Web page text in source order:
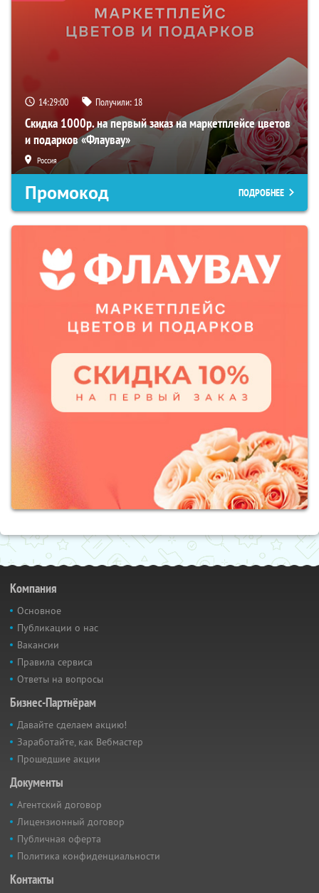
14:28:58 Получили: 18
Скидка 1000р. на первый заказ на маркетплейсе цветов
и подарков «Флаувау»
Россия
Промокод ПОДРОБНЕЕ
Компания
Основное
Публикации о нас
Вакансии
Правила сервиса
Ответы на вопросы
Бизнес-Партнёрам
Давайте сделаем акцию!
Заработайте, как Вебмастер
Прошедшие акции
Документы
Агентский договор
Лицензионный договор
Публичная оферта
Политика конфиденциальности
Контакты